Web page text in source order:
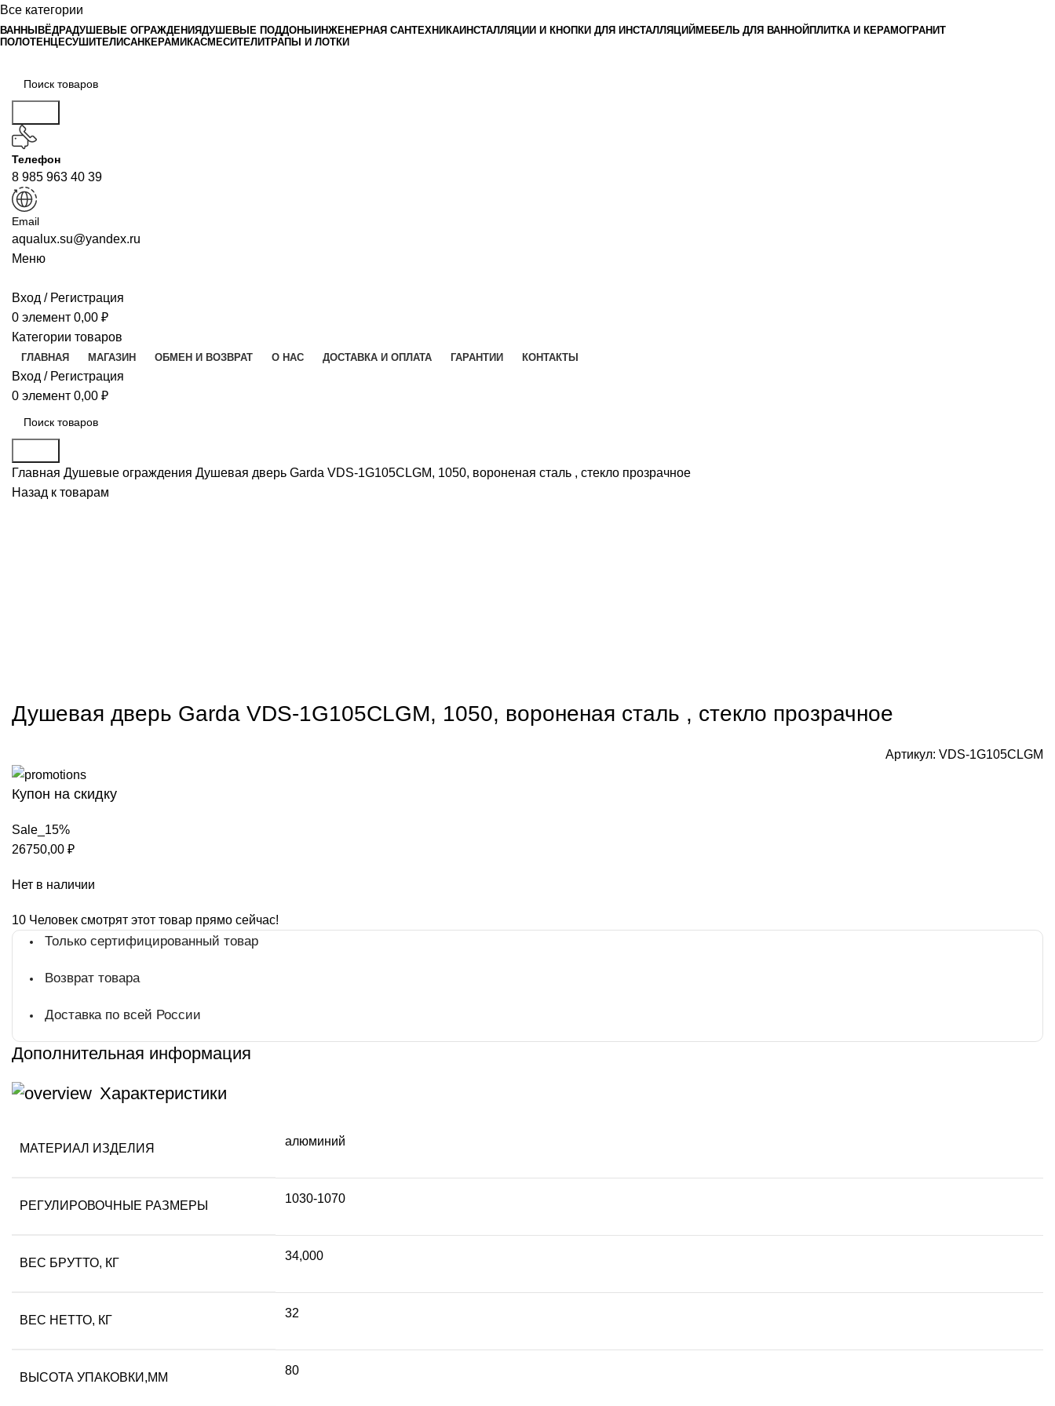
Все категории
ВАННЫ ВЁДРАДУШЕВЫЕ ОГРАЖДЕНИЯДУШЕВЫЕ ПОДДОНЫ ИНЖЕНЕРНАЯ САНТЕХНИКАИНСТАЛЛЯЦИИ И КНОПКИ ДЛЯ ИНСТАЛЛЯЦИЙ МЕБЕЛЬ ДЛЯ ВАННОЙ ПЛИТКА И КЕРАМОГРАНИТ
ПОЛОТЕНЦЕСУШИТЕЛИСАНКЕРАМИКАСМЕСИТЕЛИТРАПЫ И ЛОТКИ
Телефон
8 985 963 40 39
Email
aqualux.su@yandex.ru
Меню
Вход / Регистрация
0 элемент 0,00 ₽
Категории товаров
ГЛАВНАЯ МАГАЗИН ОБМЕН И ВОЗВРАТ О НАС ДОСТАВКА И ОПЛАТА ГАРАНТИИ КОНТАКТЫ
Вход / Регистрация
0 элемент 0,00 ₽
Главная Душевые ограждения Душевая дверь Garda VDS-1G105CLGM, 1050, вороненая сталь , стекло прозрачное
Назад к товарам
Душевая дверь Garda VDS-1G105CLGM, 1050, вороненая сталь , стекло прозрачное
Артикул: VDS-1G105CLGM
Купон на скидку
Sale_15%
26750,00 ₽
Нет в наличии
10 Человек смотрят этот товар прямо сейчас!
Только сертифицированный товар
Возврат товара
Доставка по всей России
Дополнительная информация
Характеристики
МАТЕРИАЛ ИЗДЕЛИЯ
алюминий
РЕГУЛИРОВОЧНЫЕ РАЗМЕРЫ
1030-1070
ВЕС БРУТТО, КГ
34,000
ВЕС НЕТТО, КГ
32
ВЫСОТА УПАКОВКИ,ММ
80